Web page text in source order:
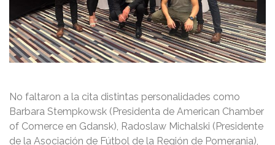
No faltaron a la cita distintas personalidades como
Barbara Stempkowsk (Presidenta de American Chamber
of Comerce en Gdansk), Radoslaw Michalski (Presidente
de la Asociación de Fútbol de la Región de Pomerania),